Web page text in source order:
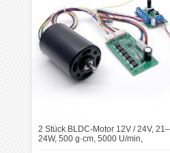
2 Stück BLDC-Motor 12V / 24V, 21–
24W, 500 g·cm, 5000 U/min,